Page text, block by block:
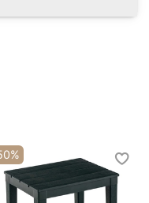
на каждые
600 кг. Каркас